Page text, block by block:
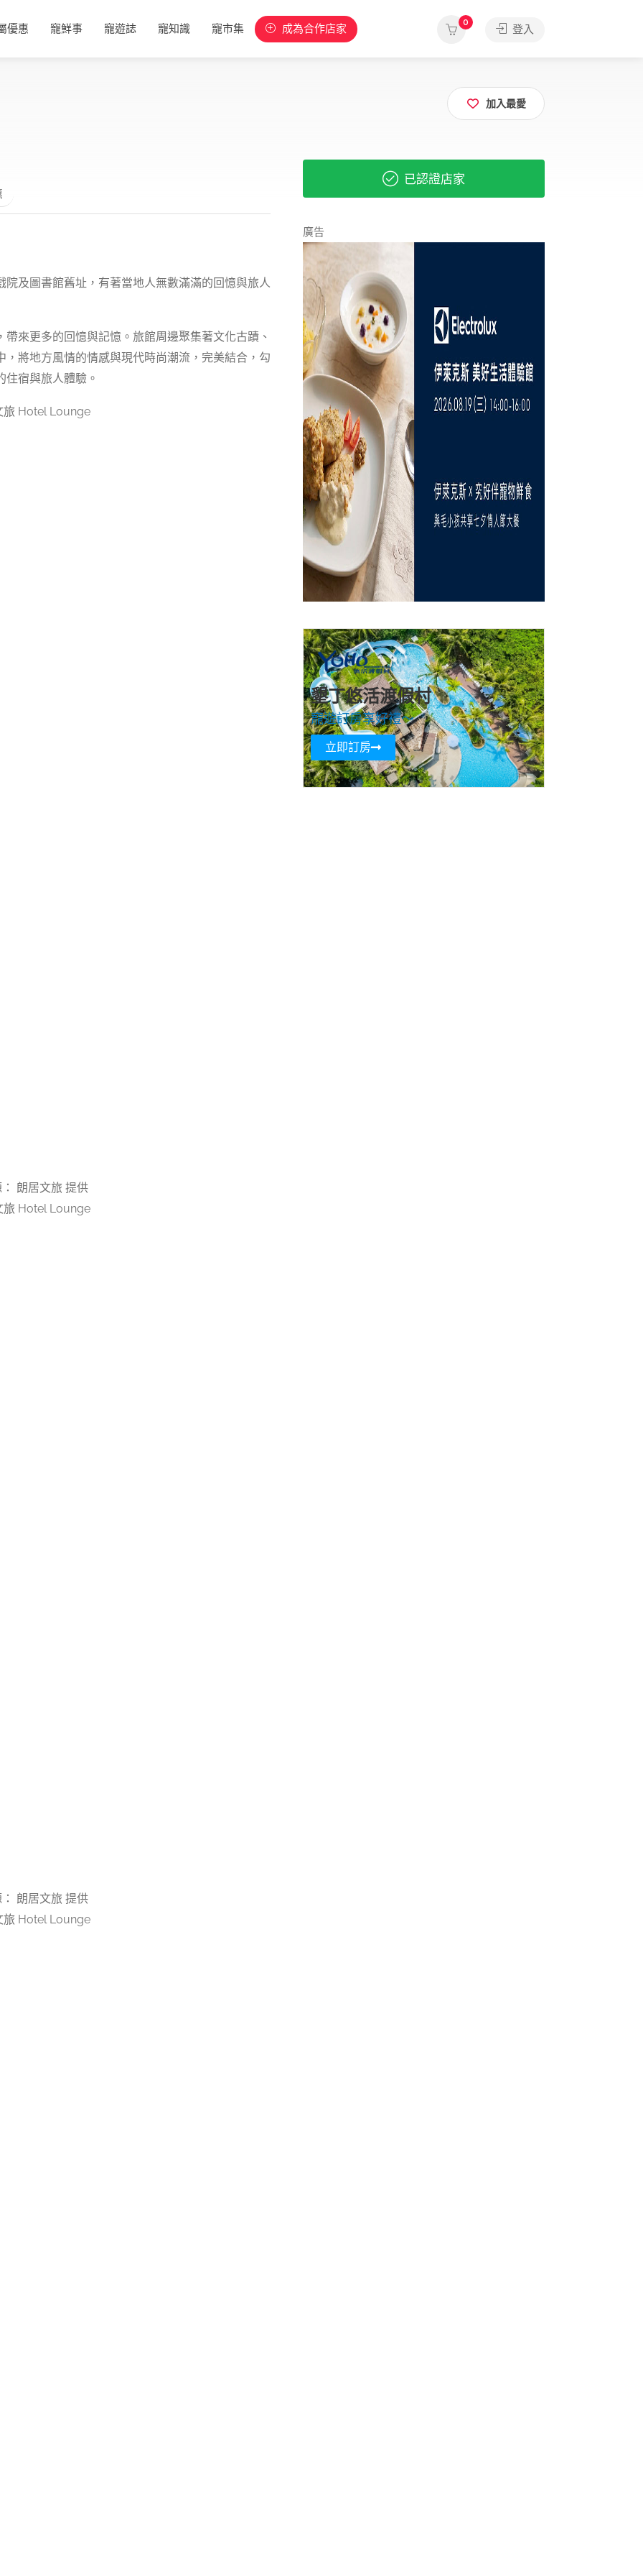
優惠 寵鮮事 寵遊誌 寵知識 寵市集 成為合作店家 0
登入
加入最愛
及圖書館舊址，有著當地人無數滿滿的回憶與旅人
來更多的回憶與記憶。旅館周邊聚集著文化古蹟、
將地方風情的情感與現代時尚潮流，完美結合，勾
住宿與旅人體驗。
朗居文旅 提供
朗居文旅 提供
已認證店家
廣告
墾丁悠活渡假村
寵遊訂房享好禮～
立即訂房